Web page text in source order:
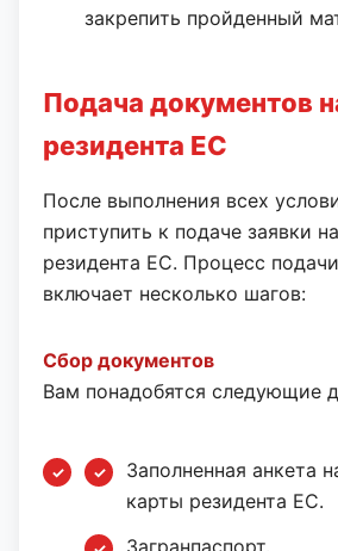
закрепить пройденный
Подача документов
резидента ЕС
После выполнения всех
приступить к подаче заявки
резидента ЕС. Процесс
включает несколько шагов:
Сбор документов
Вам понадобятся следующие
Заполненная анкета
карты резидента ЕС.
Загранпаспорт.